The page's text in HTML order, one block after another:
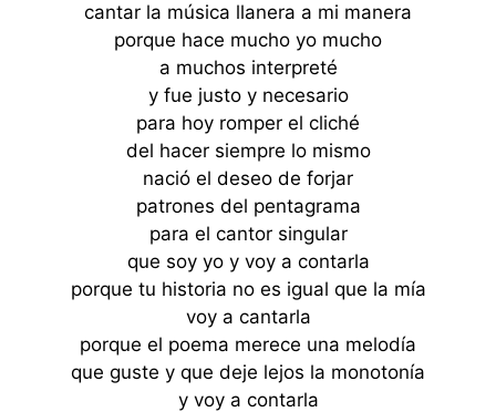
cantar la música llanera a mi manera
porque hace mucho yo mucho
a muchos interpreté
y fue justo y necesario
para hoy romper el cliché
del hacer siempre lo mismo
nació el deseo de forjar
patrones del pentagrama
para el cantor singular
que soy yo y voy a contarla
porque tu historia no es igual que la mía
voy a cantarla
porque el poema merece una melodía
que guste y que deje lejos la monotonía
y voy a contarla